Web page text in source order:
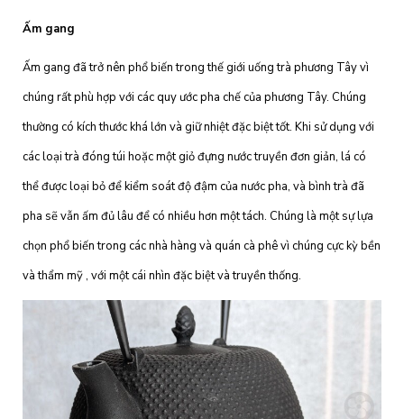
Ấm gang
Ấm gang đã trở nên phổ biến trong thế giới uống trà phương Tây vì
chúng rất phù hợp với các quy ước pha chế của phương Tây. Chúng
thường có kích thước khá lớn và giữ nhiệt đặc biệt tốt. Khi sử dụng với
các loại trà đóng túi hoặc một giỏ đựng nước truyền đơn giản, lá có
thể được loại bỏ để kiểm soát độ đậm của nước pha, và bình trà đã
pha sẽ vẫn ấm đủ lâu để có nhiều hơn một tách. Chúng là một sự lựa
chọn phổ biến trong các nhà hàng và quán cà phê vì chúng cực kỳ bền
và thẩm mỹ , với một cái nhìn đặc biệt và truyền thống.